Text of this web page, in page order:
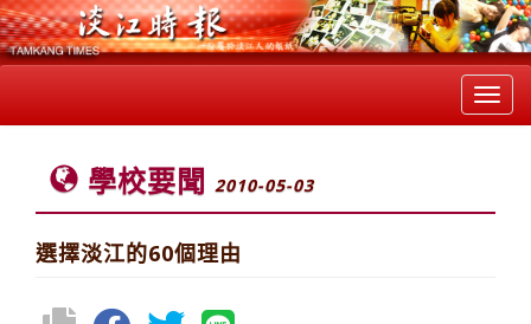
學校要聞 2010-05-03
選擇淡江的60個理由